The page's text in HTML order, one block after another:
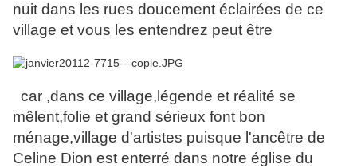
nuit dans les rues doucement éclairées de ce
village et vous les entendrez peut être
car ,dans ce village,légende et réalité se
mêlent,folie et grand sérieux font bon
ménage,village d'artistes puisque l'ancêtre de
Celine Dion est enterré dans notre église du